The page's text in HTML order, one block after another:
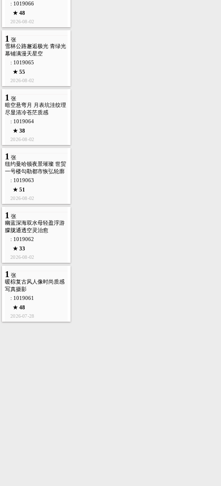
: 1019066
★ 48
2026-08-02
1 张
雪林公路邂逅极光 青绿光
幕铺满漫天星空
: 1019065
★ 55
2026-08-02
1 张
暗空悬弯月 月表坑洼纹理
尽显清冷苍茫质感
: 1019064
★ 38
2026-08-02
1 张
纽约曼哈顿夜景璀璨 世贸
一号楼勾勒都市恢弘轮廓
: 1019063
★ 51
2026-08-02
1 张
幽蓝深海双水母轻盈浮游
朦胧通透空灵治愈
: 1019062
★ 33
2026-08-02
1 张
暖棕复古风人像时尚质感
写真摄影
: 1019061
★ 48
2026-07-28